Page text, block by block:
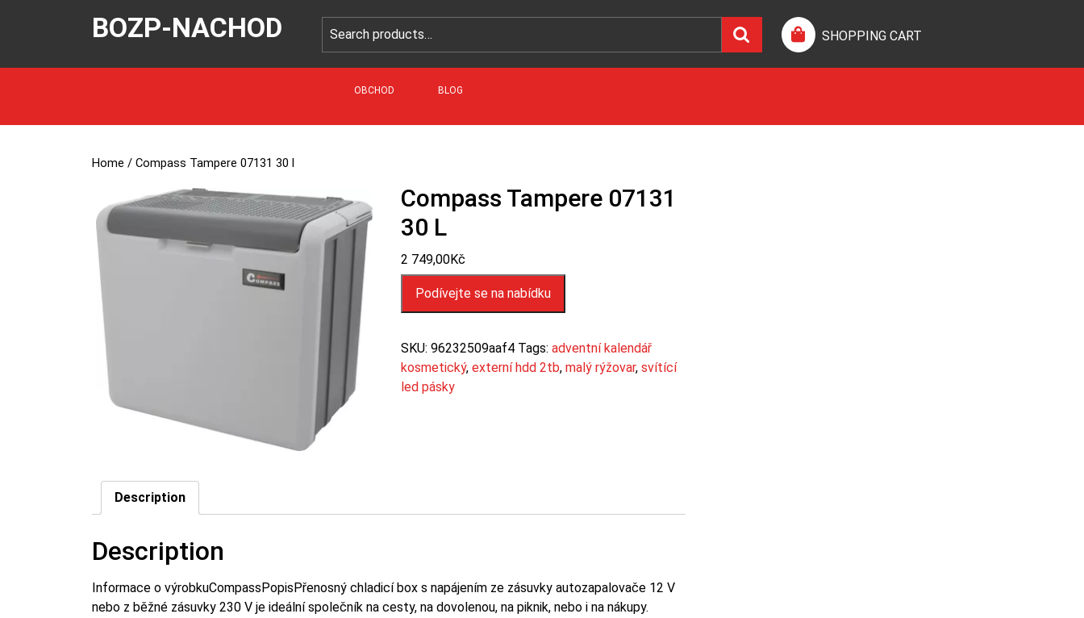
BOZP-NACHOD SHOPPING CART
OBCHOD BLOG
Home / Compass Tampere 07131 30 l
Compass Tampere 07131
30 L
2 749,00Kč
Podívejte se na nabídku
SKU: 96232509aaf4 Tags: adventní kalendář
kosmetický, externí hdd 2tb, malý rýžovar, svítící
led pásky
Description
Description
Informace o výrobkuCompassPopisPřenosný chladicí box s napájením ze zásuvky autozapalovače 12 V
nebo z běžné zásuvky 230 V je ideální společník na cesty, na dovolenou, na piknik, nebo i na nákupy.